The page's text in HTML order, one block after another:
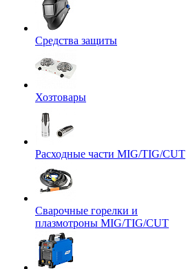
Средства защиты
Хозтовары
Расходные части MIG/TIG/CUT
Сварочные горелки и
плазмотроны MIG/TIG/CUT